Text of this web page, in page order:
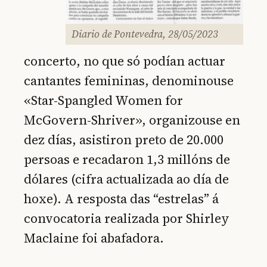
Diario de Pontevedra, 28/05/2023
concerto, no que só podían actuar
cantantes femininas, denominouse
«Star-Spangled Women for
McGovern-Shriver», organizouse en
dez días, asistiron preto de 20.000
persoas e recadaron 1,3 millóns de
dólares (cifra actualizada ao día de
hoxe). A resposta das “estrelas” á
convocatoria realizada por Shirley
Maclaine foi abafadora.